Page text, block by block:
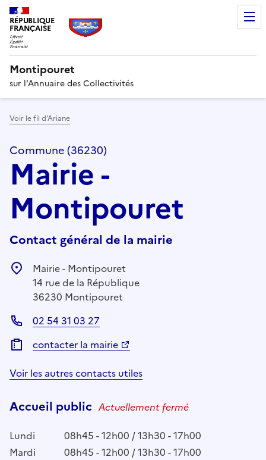
RÉPUBLIQUE
FRANÇAISE
Montipouret
sur l’Annuaire des Collectivités
Voir le fil d’Ariane
Commune (36230)
Mairie -
Montipouret
Contact général de la mairie
Mairie - Montipouret
14 rue de la République
36230 Montipouret
02 54 31 03 27
contacter la mairie
Voir les autres contacts utiles
Accueil public Actuellement fermé
Lundi
08h45 - 12h00 / 13h30 - 17h00
Mardi
08h45 - 12h00 / 13h30 - 17h00